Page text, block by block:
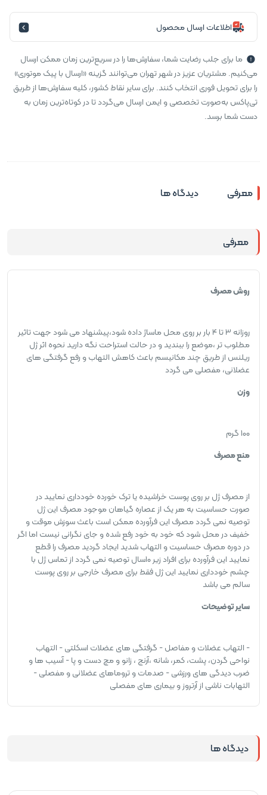
اطلاعات ارسال محصول
ما برای جلب رضایت شما، سفارش‌ها را در سریع‌ترین زمان ممکن ارسال
می‌کنیم. مشتریان عزیز در شهر تهران می‌توانند گزینه «ارسال با پیک موتوری»
را برای تحویل فوری انتخاب کنند. برای سایر نقاط کشور، کلیه سفارش‌ها از طریق
تی‌پاکس به‌صورت تخصصی و ایمن ارسال می‌گردد تا در کوتاه‌ترین زمان به
دست شما برسد.
معرفی دیدگاه ها
معرفی
روش مصرف
روزانه ۳ تا ۴ بار بر روی محل ماساژ داده شود،پیشنهاد می شود جهت تاثیر
مطلوب تر ،موضع را ببندید و در حالت استراحت نگه دارید نحوه اثر ژل
ریلنس از طریق چند مکانیسم باعث کاهش التهاب و رفع گرفتگی های
عضلانی، مفصلی می گردد
وزن
۱۰۰ گرم
منع مصرف
از مصرف ژل بر روی پوست خراشیده یا ترک خورده خودداری نمایید در
صورت حساسیت به هر یک از عصاره گیاهان موجود مصرف این ژل
توصیه نمی گردد مصرف این فرآورده ممکن است باعث سوزش موقت و
خفیف در محل شود که خود به خود رفع شده و جای نگرانی نیست اما اگر
در دوره مصرف حساسیت و التهاب شدید ایجاد گردید مصرف را قطع
نمایید این فرآورده برای افراد زیر ۱۰سال توصیه نمی گردد از تماس ژل با
چشم خودداری نمایید این ژل فقط برای مصرف خارجی بر روی پوست
سالم می باشد
سایر توضیحات
- التهاب عضلات و مفاصل - گرفتگی های عضلات اسکلتی - التهاب
نواحی گردن، پشت، کمر، شانه ،آرنج ، زانو و مچ دست و پا - آسیب ها و
ضرب دیدگی های ورزشی - صدمات و تروماهای عضلانی و مفصلی -
التهابات ناشی از آرتروز و بیماری های مفصلی
دیدگاه ها